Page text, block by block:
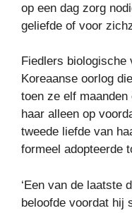
op een dag zorg
geliefde of voor
Fiedlers biologische
Koreaanse oorlog
toen ze elf
haar alleen op
tweede liefde van
formeel adopteerde
‘Een van de laatste
beloofde voordat hij